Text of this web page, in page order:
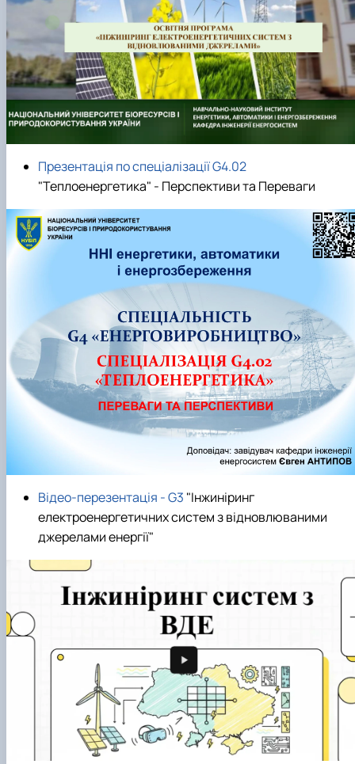
Презентація по спеціалізації G4.02
"Теплоенергетика" - Перспективи та Переваги
Відео-перезентація - G3 "Інжиніринг
електроенергетичних систем з відновлюваними
джерелами енергії"